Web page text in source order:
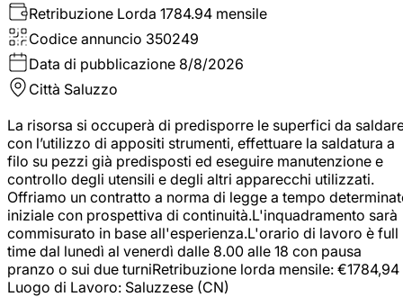
Retribuzione Lorda 1784.94 mensile
Codice annuncio 350249
Data di pubblicazione 8/8/2026
Città Saluzzo
La risorsa si occuperà di predisporre le superfici da
con l’utilizzo di appositi strumenti, effettuare la saldatura a
filo su pezzi già predisposti ed eseguire manutenzione e
controllo degli utensili e degli altri apparecchi utilizzati.
Offriamo un contratto a norma di legge a tempo
iniziale con prospettiva di continuità.L'inquadramento sarà
commisurato in base all'esperienza.L'orario di lavoro è full
time dal lunedì al venerdì dalle 8.00 alle 18 con pausa
pranzo o sui due turniRetribuzione lorda mensile: €1784,94
Luogo di Lavoro: Saluzzese (CN)